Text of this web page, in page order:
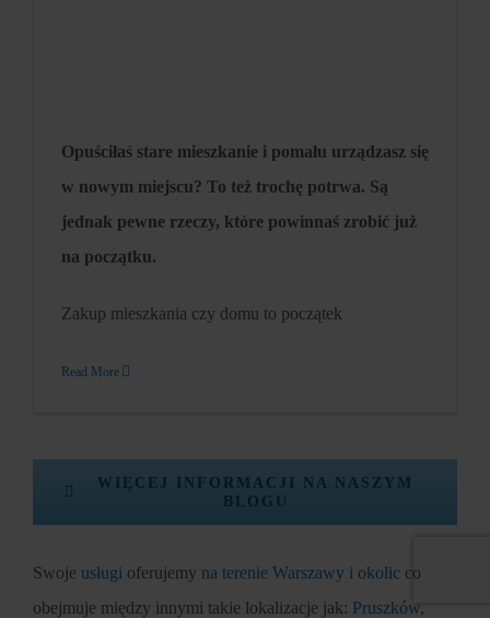
Opuściłaś stare mieszkanie i pomału urządzasz się
w nowym miejscu? To też trochę potrwa. Są
jednak pewne rzeczy, które powinnaś zrobić już
na początku.
Zakup mieszkania czy domu to początek
Read More
WIĘCEJ INFORMACJI NA NASZYM
BLOGU
Swoje usługi oferujemy na terenie Warszawy i okolic co
obejmuje między innymi takie lokalizacje jak: Pruszków,